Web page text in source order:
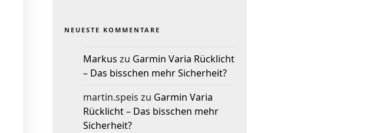
NEUESTE KOMMENTARE
Markus zu Garmin Varia Rücklicht
– Das bisschen mehr Sicherheit?
martin.speis zu Garmin Varia
Rücklicht – Das bisschen mehr
Sicherheit?